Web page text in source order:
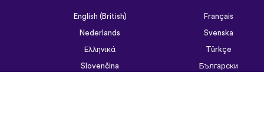
English (British)
Français
Nederlands
Svenska
Ελληνικά
Türkçe
Slovenčina
Български